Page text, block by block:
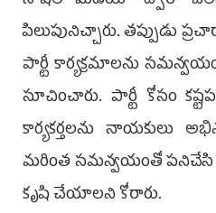
పిలుపునిచ్చారు. తప్పుడు
పార్టీ కార్యక్రమాలను
సూచించారు. పార్టీ కోసం
కార్యకర్తలను నాయకులు
మరింత సమన్వయంతో
కృషి చేయాలని కోరారు.